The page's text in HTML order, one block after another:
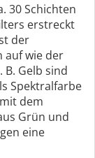
30 Schichten
erstreckt
der
auf wie der
B. Gelb sind
Spektralfarbe
dem
Grün und
eine